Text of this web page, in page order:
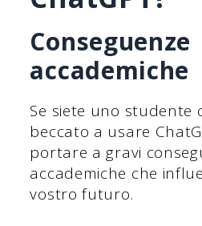
Conseguenze
accademiche
Se siete uno studente
beccato a usare
portare a gravi
accademiche che
vostro futuro.